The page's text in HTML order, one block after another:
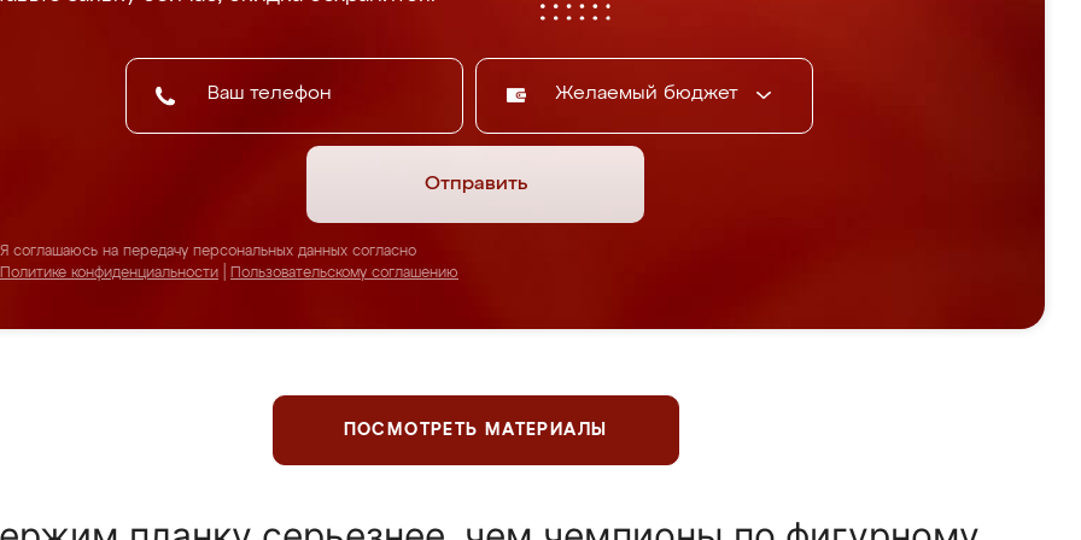
Желаемый бюджет
Отправить
Я соглашаюсь на передачу персональных данных согласно
Политике конфиденциальности
Пользовательскому соглашению
ПОСМОТРЕТЬ МАТЕРИАЛЫ